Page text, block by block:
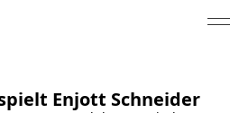
Enjott Schneider